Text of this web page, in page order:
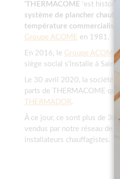
‘THERMACOME ‘est
système de plancher
température commercialisé
Groupe ACOME en 1981.
En 2016, le Groupe ACOME
siège social s’installe à Saint-
Le 30 avril 2020, la société
parts de THERMACOME
THERMADOR.
À ce jour, ce sont plus de 30
vendus par notre réseau de
installateurs chauffagistes.